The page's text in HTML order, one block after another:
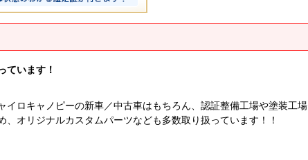
ています！
イロキャノピーの新車／中古車はもちろん、認証整備工場や塗装工場
オリジナルカスタムパーツなども多数取り扱っています！！